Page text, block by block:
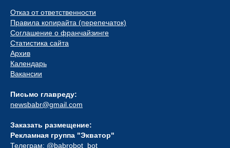
Отказ от ответственности
Правила копирайта (перепечаток)
Соглашение о франчайзинге
Статистика сайта
Архив
Календарь
Вакансии
Письмо главреду:
newsbabr@gmail.com
Заказать размещение:
Рекламная группа "Экватор"
Телеграм: @babrobot_bot